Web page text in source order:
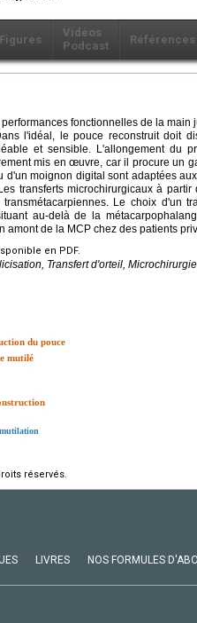
Figures
Vidéos
Podcast
Références
fonctionnelles de la
l'idéal, le pouce reconstruit doit
et sensible. L'allongement du
mis en œuvre, car il procure un
moignon digital sont adaptées
transferts microchirurgicaux à
Le choix d'un
au-delà de la
amont de la MCP chez des patients
en PDF.
Transfert d'orteil,
du pouce
mutilé
réservés.
LIVRES NOS FORMULES